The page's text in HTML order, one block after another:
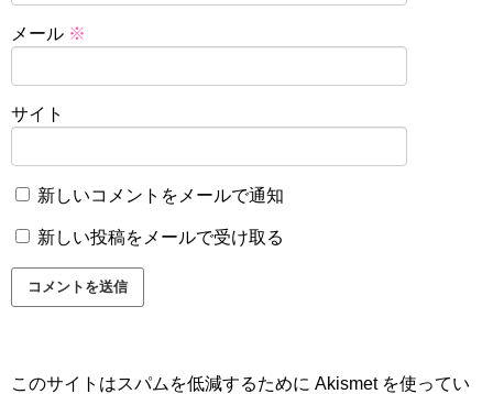
メール ※
サイト
新しいコメントをメールで通知
新しい投稿をメールで受け取る
このサイトはスパムを低減するために Akismet を使ってい